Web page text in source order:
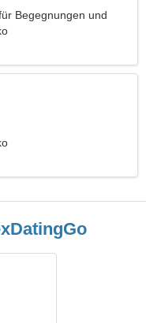
Begegnungen und